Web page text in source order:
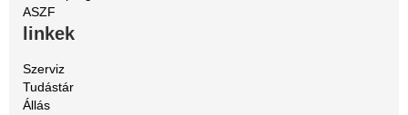
ASZF
linkek
Szerviz
Tudástár
Állás